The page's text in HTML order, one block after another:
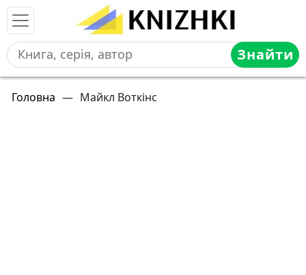
Знайти
Головна — Майкл Воткінс